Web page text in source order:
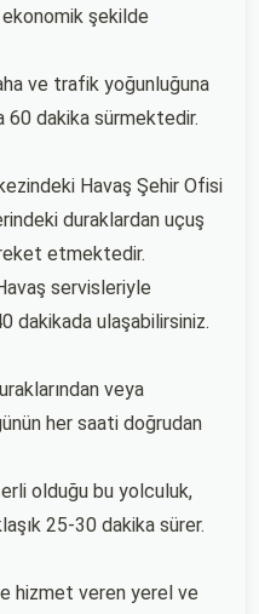
ekonomik şekilde
ve trafik yoğunluğuna
60 dakika sürmektedir.
Havaş Şehir Ofisi
duraklardan uçuş
etmektedir.
servisleriyle
dakikada ulaşabilirsiniz.
veya
her saati doğrudan
olduğu bu yolculuk,
25-30 dakika sürer.
hizmet veren yerel ve